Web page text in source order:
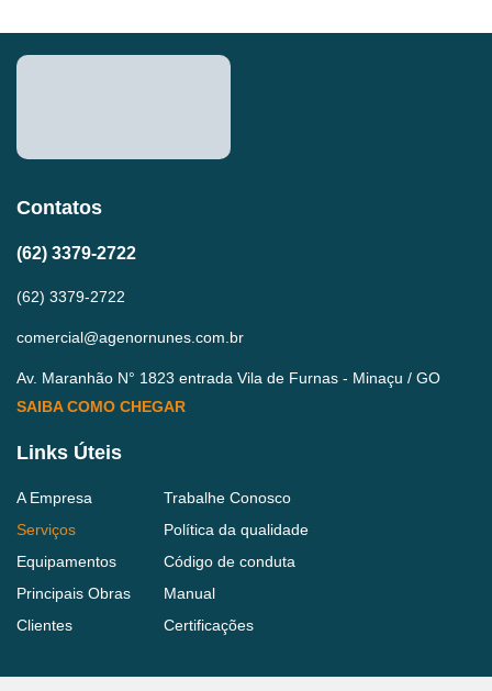
Contatos
(62) 3379-2722
(62) 3379-2722
comercial@agenornunes.com.br
Av. Maranhão N° 1823 entrada Vila de Furnas - Minaçu / GO
SAIBA COMO CHEGAR
Links Úteis
A Empresa
Serviços
Equipamentos
Principais Obras
Clientes
Trabalhe Conosco
Política da qualidade
Código de conduta
Manual
Certificações